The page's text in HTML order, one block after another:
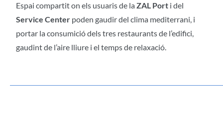
Espai compartit on els usuaris de laZAL Port i del
Service Center poden gaudir del clima mediterrani, i
portar la consumició dels tres restaurants de l’edifici,
gaudint de l’aire lliure i el temps de relaxació.